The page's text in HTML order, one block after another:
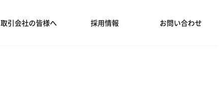
取引会社の皆様へ 採用情報 お問い合わせ